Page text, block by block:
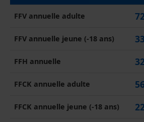
FFV annuelle adulte
FFV annuelle jeune (-18 ans)
FFH annuelle
FFCK annuelle adulte
FFCK annuelle jeune (-18 ans)